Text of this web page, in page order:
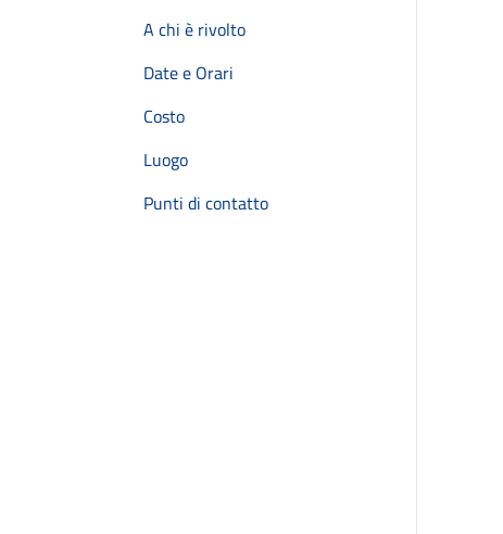
A chi è rivolto
Date e Orari
Costo
Luogo
Punti di contatto